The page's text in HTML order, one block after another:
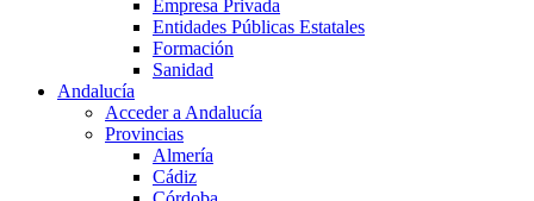
Empresa Privada
Entidades Públicas Estatales
Formación
Sanidad
Andalucía
Acceder a Andalucía
Provincias
Almería
Cádiz